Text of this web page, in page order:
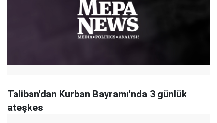
Taliban'dan Kurban Bayramı'nda 3 günlük
ateşkes